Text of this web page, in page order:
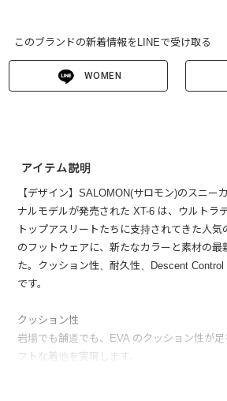
このブランドの新着情報をLINEで受け取る
WOMEN
アイテム説明
【デザイン】SALOMON(サロモン)のスニー
ナルモデルが発売された XT-6 は、ウルトラ
トップアスリートたちに支持されてきた人気
のフットウェアに、新たなカラーと素材の最
た。クッション性、耐久性、Descent
です。
クッション性
岩場でも舗道でも、EVA のクッション性が
フトな着地を実現します。